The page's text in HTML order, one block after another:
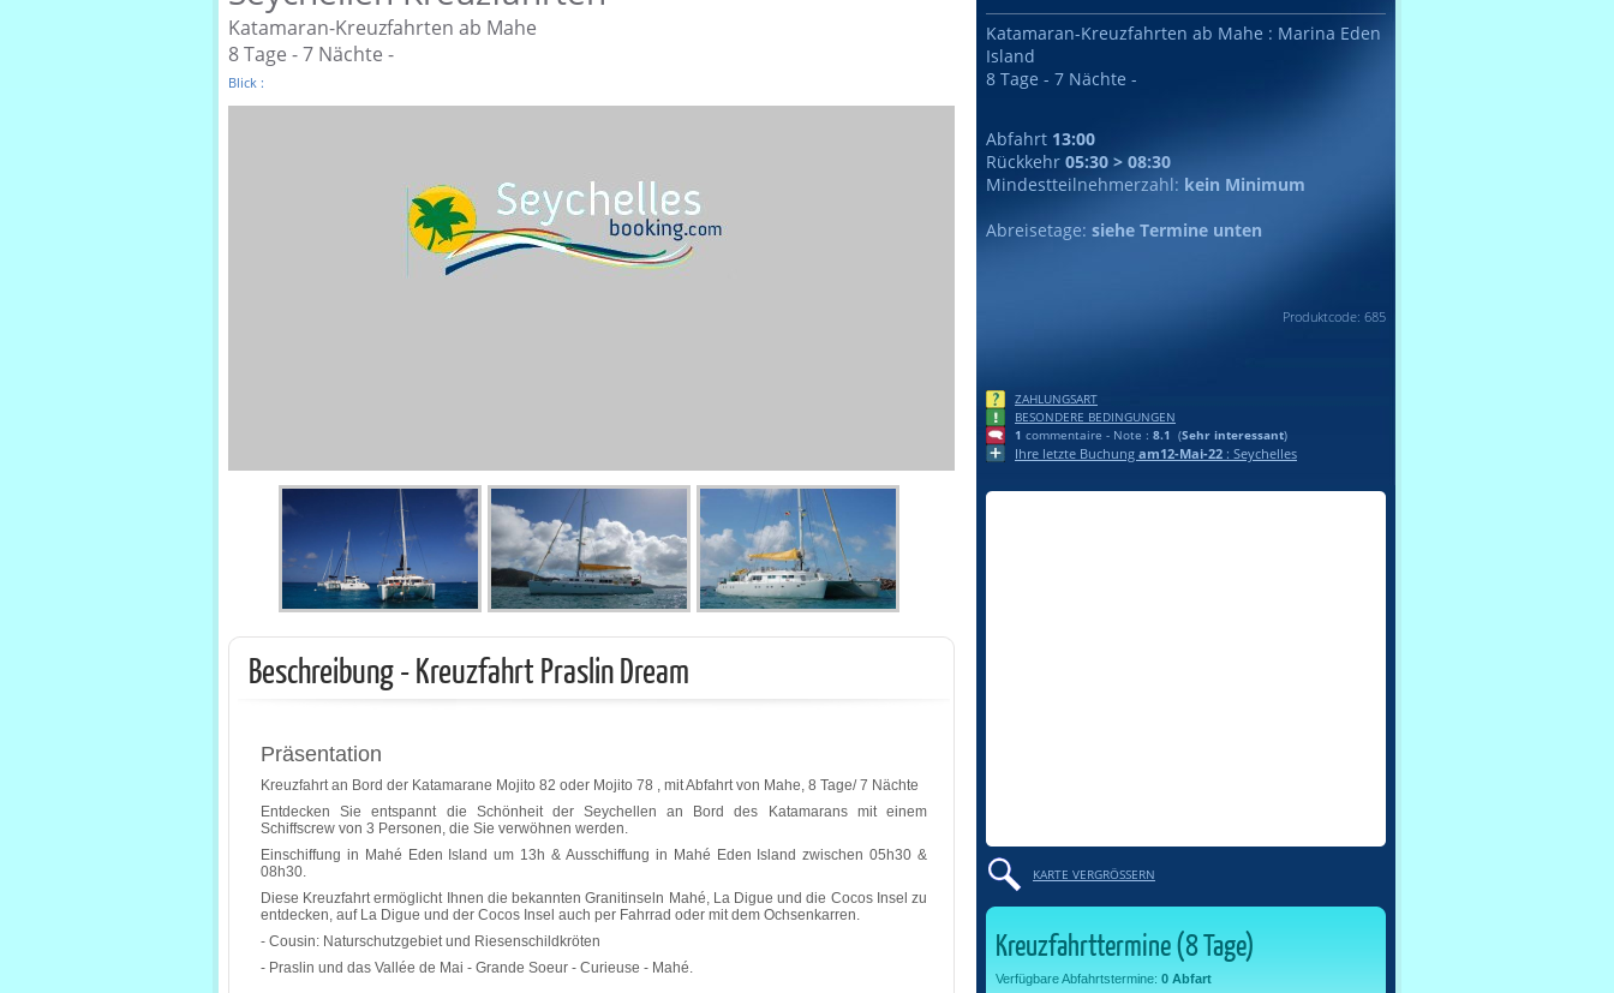
Katamaran-Kreuzfahrten ab Mahe
8 Tage - 7 Nächte -
Blick :
Beschreibung - Kreuzfahrt Praslin Dream
Präsentation
Kreuzfahrt an Bord der Katamarane Mojito 82 oder Mojito 78 , mit Abfahrt von Mahe, 8 Tage/ 7 Nächte
Entdecken Sie entspannt die Schönheit der Seychellen an Bord des Katamarans mit einem
Schiffscrew von 3 Personen, die Sie verwöhnen werden.
Einschiffung in Mahé Eden Island um 13h & Ausschiffung in Mahé Eden Island zwischen 05h30 &
08h30.
Diese Kreuzfahrt ermöglicht Ihnen die bekannten Granitinseln Mahé, La Digue und die Cocos Insel zu
entdecken, auf La Digue und der Cocos Insel auch per Fahrrad oder mit dem Ochsenkarren.
- Cousin: Naturschutzgebiet und Riesenschildkröten
- Praslin und das Vallée de Mai - Grande Soeur - Curieuse - Mahé.
Katamaran-Kreuzfahrten ab Mahe : Marina Eden
Island
8 Tage - 7 Nächte -
Abfahrt 13:00
Rückkehr 05:30 > 08:30
Mindestteilnehmerzahl: kein Minimum
Abreisetage: siehe Termine unten
Produktcode: 685
ZAHLUNGSART
BESONDERE BEDINGUNGEN
1 commentaire - Note : 8.1 (Sehr interessant)
Ihre letzte Buchung am12-Mai-22 : Seychelles
KARTE VERGRÖSSERN
Kreuzfahrttermine (8 Tage)
Verfügbare Abfahrtstermine: 0 Abfart